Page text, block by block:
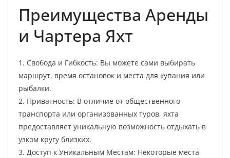
Преимущества Аренды
и Чартера Яхт
1. Свобода и Гибкость: Вы можете сами выбирать
маршрут, время остановок и места для купания или
рыбалки.
2. Приватность: В отличие от общественного
транспорта или организованных туров, яхта
предоставляет уникальную возможность отдыхать в
узком кругу близких.
3. Доступ к Уникальным Местам: Некоторые места